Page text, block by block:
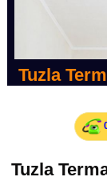
Tuzla
Tuzla